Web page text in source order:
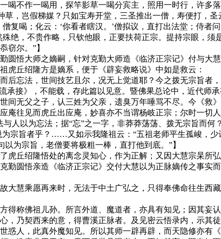
不作一喝用，探竿影草一喝分宾主，照用一时行，许多
，岂假梯媒？只如宝寿开堂，三圣推出一僧，寿便打，圣
喝；化云：‘你看者瞎汉。’僧拟议，直打出法堂；侍者问
绝，不贵作略，只钦他眼，正要扶荷正宗。提持宗眼，须
窃尔。”】
悟大师之嫡嗣，针对克勤大师造《临济正宗记》付与大
丘绍隆方是嫡系，便于《辟妄救略说》中如是救云：
忘法，世间技艺且尔，况无上觉道耶？今之拨无宗旨者
接》，不能载，存此篇以见意。暨佛果总论中，近代师
无父之子，认三姓为父亲，遗臭万年唾骂不尽。今《救
往见而虎丘出应庵，妙喜亦不当谓杨岐正宗；尔时一切
以为忘法；据“忘”之一字，非莽莽荡荡、拨无宗旨而何
宗旨者乎？……又如示我隆祖云：“五祖老师平生孤峻，少
为宗旨，老僧要将极粗一棒，直打他到底。”】
丘绍隆悟处的离念灵知心，作为正解；又因大慧宗杲所弘
圆悟亲造《临济正宗记》交付大慧以为正脉嫡传之事实
慧乘愿再来时，无法于中土广弘之，只得奉佛命往生西
称佛祖儿孙。所言外道、魔道者，亦具有知见；因其妄
乃契西来的意，得曹溪正脉者。及见密云悟录内，示其
人，此真外魔知见。所以其师一辟再辟，而天隐修亦有